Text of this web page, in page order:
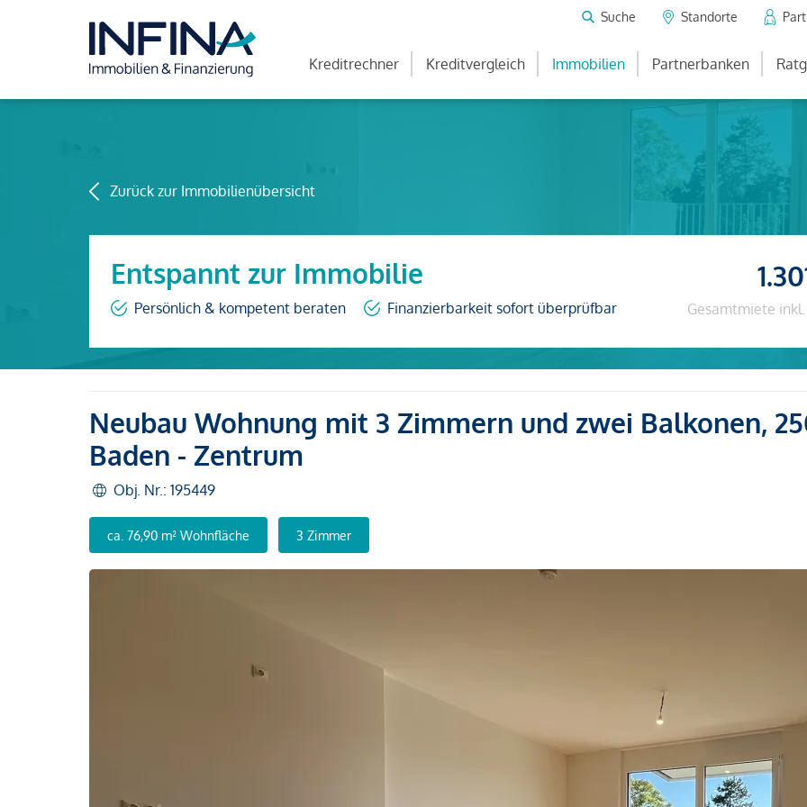
Suche Standorte
Kreditrechner Kreditvergleich Immobilien Partnerbanken
Zurück zur Immobilienübersicht
Entspannt zur Immobilie
Persönlich & kompetent beraten Finanzierbarkeit sofort überprüfbar Gesamtmiete
Neubau Wohnung mit 3 Zimmern und zwei Balkonen,
Baden - Zentrum
Obj. Nr.: 195449
ca. 76,90 m² Wohnfläche 3 Zimmer